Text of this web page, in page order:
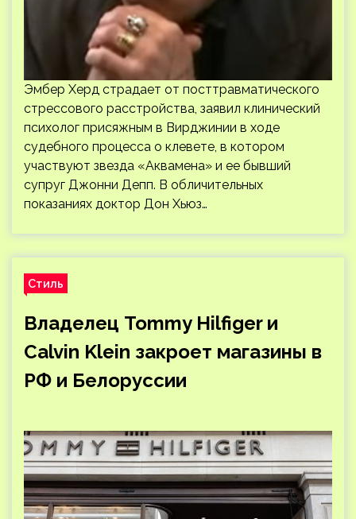
Эмбер Херд страдает от посттравматического
стрессового расстройства, заявил клинический
психолог присяжным в Вирджинии в ходе
судебного процесса о клевете, в котором
участвуют звезда «Аквамена» и ее бывший
супруг Джонни Депп. В обличительных
показаниях доктор Дон Хьюз…
Стиль
Владелец Tommy Hilfiger и
Calvin Klein закроет магазины в
РФ и Белоруссии